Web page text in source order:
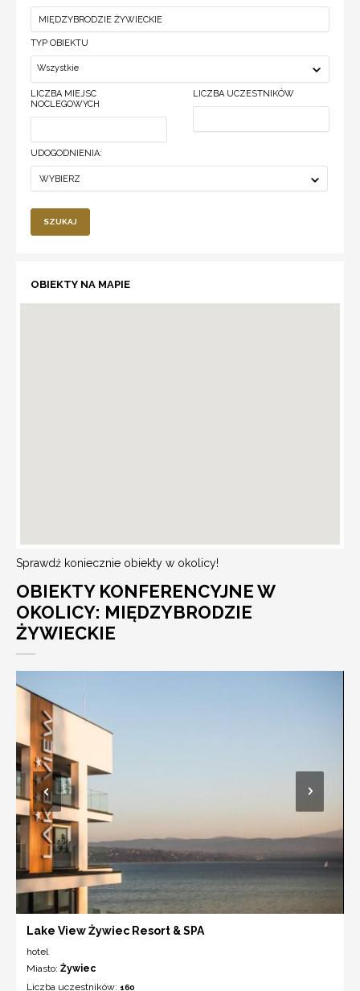
TYP OBIEKTU
Wszystkie
LICZBA MIEJSC
NOCLEGOWYCH
LICZBA UCZESTNIKÓW
UDOGODNIENIA:
WYBIERZ
SZUKAJ
OBIEKTY NA MAPIE
Sprawdź koniecznie obiekty w okolicy!
OBIEKTY KONFERENCYJNE W
OKOLICY: MIĘDZYBRODZIE
ŻYWIECKIE
Lake View Żywiec Resort & SPA
hotel
Miasto: Żywiec
Liczba uczestników: 160